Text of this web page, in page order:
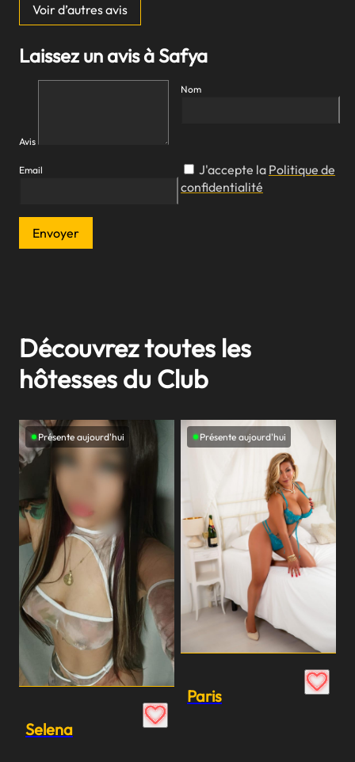
Voir d’autres avis
Laissez un avis à Safya
Avis
Nom
Email J'accepte la Politique de
confidentialité
Envoyer
Découvrez toutes les
hôtesses du Club
Présente aujourd'hui
Selena
Présente aujourd'hui
Paris